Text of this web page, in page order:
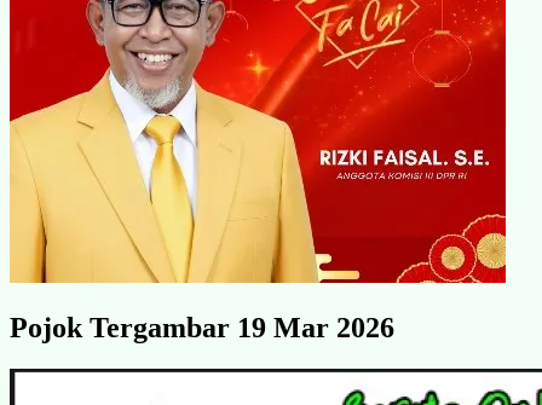
Pojok Tergambar 19 Mar 2026